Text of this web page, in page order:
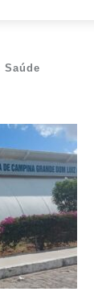
Saúde